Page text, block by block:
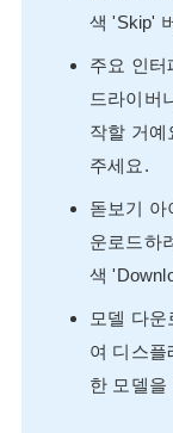
색 'Skip'
주요 인터
드라이버
작할 거예
주세요.
돋보기
운로드하
색
모델 다
여 디스플
한 모델을